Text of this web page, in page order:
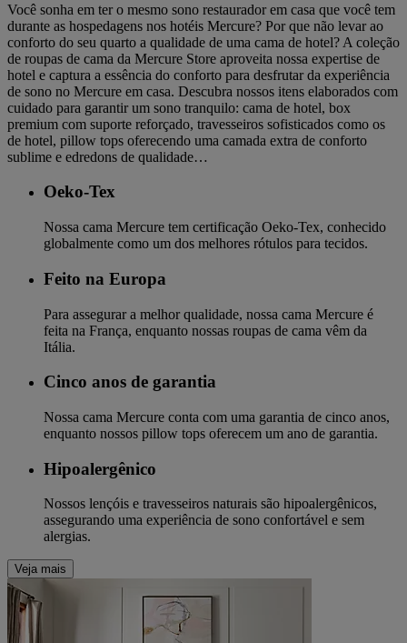
Você sonha em ter o mesmo sono restaurador em casa que você tem
durante as hospedagens nos hotéis Mercure? Por que não levar ao
conforto do seu quarto a qualidade de uma cama de hotel? A coleção
de roupas de cama da Mercure Store aproveita nossa expertise de
hotel e captura a essência do conforto para desfrutar da experiência
de sono no Mercure em casa. Descubra nossos itens elaborados com
cuidado para garantir um sono tranquilo: cama de hotel, box
premium com suporte reforçado, travesseiros sofisticados como os
de hotel, pillow tops oferecendo uma camada extra de conforto
sublime e edredons de qualidade…
Oeko-Tex
Nossa cama Mercure tem certificação Oeko-Tex, conhecido
globalmente como um dos melhores rótulos para tecidos.
Feito na Europa
Para assegurar a melhor qualidade, nossa cama Mercure é
feita na França, enquanto nossas roupas de cama vêm da
Itália.
Cinco anos de garantia
Nossa cama Mercure conta com uma garantia de cinco anos,
enquanto nossos pillow tops oferecem um ano de garantia.
Hipoalergênico
Nossos lençóis e travesseiros naturais são hipoalergênicos,
assegurando uma experiência de sono confortável e sem
alergias.
Veja mais